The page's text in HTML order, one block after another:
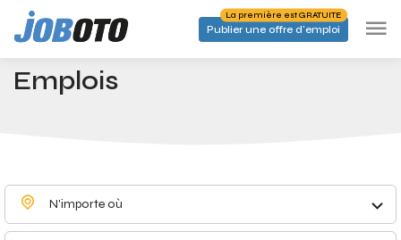
Skip to main content
Publier une offre d'emploi
La première est GRATUITE
Accueil Emplois à Anderlecht - Joboto
Emplois
N'importe où